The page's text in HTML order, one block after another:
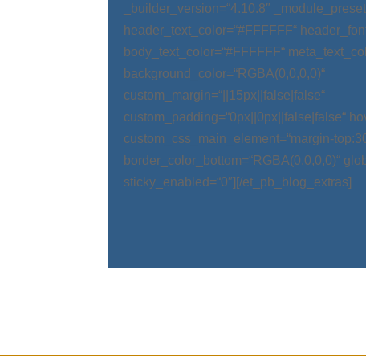
_builder_version=“4.10.8″
header_text_color=“#FFFFFF“
body_text_color=“#FFFFFF“
background_color=“RGBA(0,0,0,0)“
custom_margin=“||15px||false|false“
custom_padding=“0px||0px||false|false“
custom_css_main_element=“margin-
border_color_bottom=“RGBA(0,0,0,0)“
sticky_enabled=“0″][/et_pb_blog_extras]